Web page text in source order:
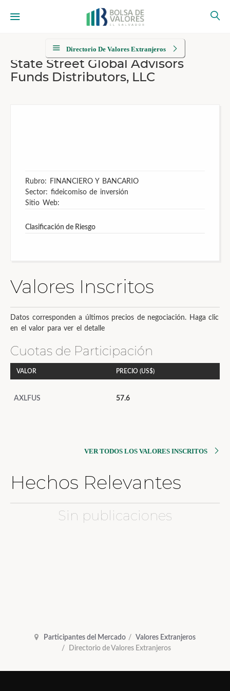
Directorio De Valores Extranjeros
State Street Global Advisors
Funds Distributors, LLC
Rubro: FINANCIERO Y BANCARIO
Sector: fideicomiso de inversión
Sitio Web:
Clasificación de Riesgo
Valores Inscritos
Datos corresponden a últimos precios de negociación. Haga clic
en el valor para ver el detalle
Cuotas de Participación
VALOR PRECIO (US$)
AXLFUS 57.6
VER TODOS LOS VALORES INSCRITOS
Hechos Relevantes
Sin publicaciones
Participantes del Mercado
Valores Extranjeros
Directorio de Valores Extranjeros